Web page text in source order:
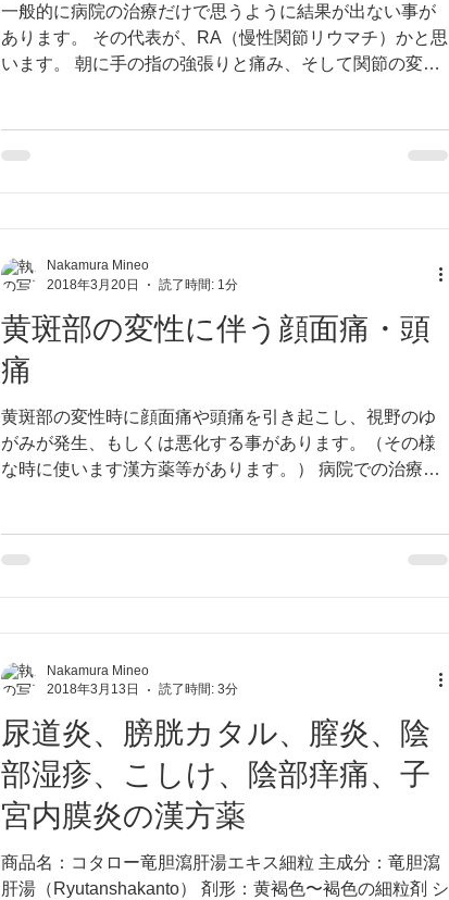
一般的に病院の治療だけで思うように結果が出ない事が
あります。 その代表が、RA（慢性関節リウマチ）かと思
います。 朝に手の指の強張りと痛み、そして関節の変形
黄斑部の変性に伴う顔面痛・頭
痛
黄斑部の変性時に顔面痛や頭痛を引き起こし、視野のゆ
がみが発生、もしくは悪化する事があります。（その様
な時に使います漢方薬等があります。） 病院での治療を
Nakamura Mineo
2018年3月20日
読了時間: 1分
尿道炎、膀胱カタル、膣炎、陰
部湿疹、こしけ、陰部痒痛、子
宮内膜炎の漢方薬
商品名：コタロー竜胆瀉肝湯エキス細粒 主成分：竜胆瀉
肝湯（Ryutanshakanto） 剤形：黄褐色〜褐色の細粒剤 シ
Nakamura Mineo
2018年3月13日
読了時間: 3分